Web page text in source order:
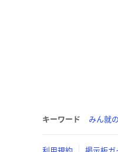
キーワード みん就